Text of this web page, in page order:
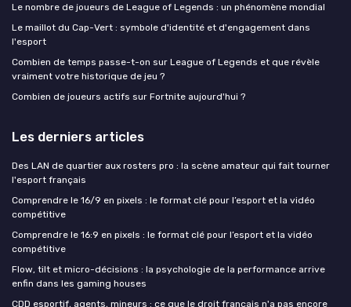
Le nombre de joueurs de League of Legends : un phénomène mondial
Le maillot du Cap-Vert : symbole d'identité et d'engagement dans
l'esport
Combien de temps passe-t-on sur League of Legends et que révèle
vraiment votre historique de jeu ?
Combien de joueurs actifs sur Fortnite aujourd'hui ?
Les derniers articles
Des LAN de quartier aux rosters pro : la scène amateur qui fait tourner
l'esport français
Comprendre le 16/9 en pixels : le format clé pour l’esport et la vidéo
compétitive
Comprendre le 16:9 en pixels : le format clé pour l’esport et la vidéo
compétitive
Flow, tilt et micro-décisions : la psychologie de la performance arrive
enfin dans les gaming houses
CDD esportif, agents, mineurs : ce que le droit français n'a pas encore